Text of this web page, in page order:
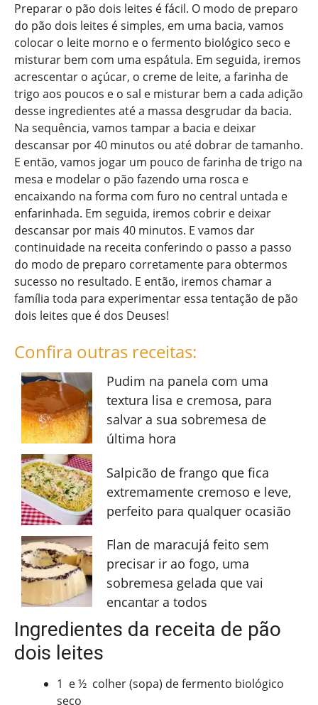
Preparar o pão dois leites é fácil. O modo de preparo
do pão dois leites é simples, em uma bacia, vamos
colocar o leite morno e o fermento biológico seco e
misturar bem com uma espátula. Em seguida, iremos
acrescentar o açúcar, o creme de leite, a farinha de
trigo aos poucos e o sal e misturar bem a cada adição
desse ingredientes até a massa desgrudar da bacia.
Na sequência, vamos tampar a bacia e deixar
descansar por 40 minutos ou até dobrar de tamanho.
E então, vamos jogar um pouco de farinha de trigo na
mesa e modelar o pão fazendo uma rosca e
encaixando na forma com furo no central untada e
enfarinhada. Em seguida, iremos cobrir e deixar
descansar por mais 40 minutos. E vamos dar
continuidade na receita conferindo o passo a passo
do modo de preparo corretamente para obtermos
sucesso no resultado. E então, iremos chamar a
família toda para experimentar essa tentação de pão
dois leites que é dos Deuses!
Confira outras receitas:
Pudim na panela com uma
textura lisa e cremosa, para
salvar a sua sobremesa de
última hora
Salpicão de frango que fica
extremamente cremoso e leve,
perfeito para qualquer ocasião
Flan de maracujá feito sem
precisar ir ao fogo, uma
sobremesa gelada que vai
encantar a todos
Ingredientes da receita de pão
dois leites
1 e ½ colher (sopa) de fermento biológico
seco